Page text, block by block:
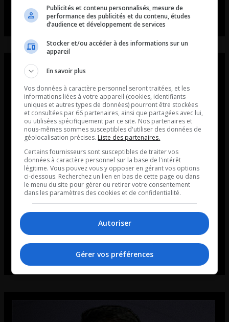
Publicités et contenu personnalisés, mesure de
performance des publicités et du contenu, études
d’audience et développement de services
Stocker et/ou accéder à des informations sur un
appareil
En savoir plus
Vos données à caractère personnel seront traitées, et les
informations liées à votre appareil (cookies, identifiants
uniques et autres types de données) pourront être stockées
et consultées par 66 partenaires, ainsi que partagées avec lui,
ou utilisées spécifiquement par ce site. Nos partenaires et
nous-mêmes sommes susceptibles d'utiliser des données de
géolocalisation précises. Liste des partenaires.
Certains fournisseurs sont susceptibles de traiter vos
données à caractère personnel sur la base de l'intérêt
légitime. Vous pouvez vous y opposer en gérant vos options
ci-dessous. Recherchez un lien en bas de cette page ou dans
le menu du site pour gérer ou retirer votre consentement
dans les paramètres des cookies et de confidentialité.
Autoriser
Gérer vos préférences